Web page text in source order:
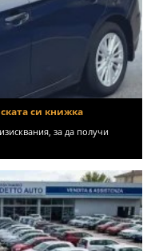
си книжка
за да получи